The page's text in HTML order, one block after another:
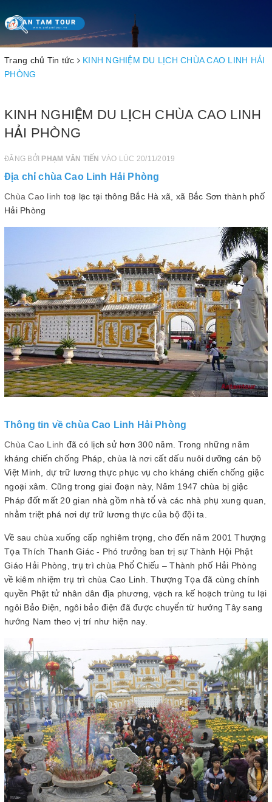
Toggle
navigation
Trang chủ Tin tức
KINH NGHIỆM DU LỊCH CHÙA CAO LINH HẢI
PHÒNG
KINH NGHIỆM DU LỊCH CHÙA CAO LINH
HẢI PHÒNG
ĐĂNG BỞI PHẠM VĂN TIẾN VÀO LÚC 20/11/2019
Địa chỉ chùa Cao Linh Hải Phòng
Chùa Cao linh toạ lạc tại thông Bắc Hà xã, xã Bắc Sơn thành phố
Hải Phòng
Thông tin về chùa Cao Linh Hải Phòng
Chùa Cao Linh đã có lịch sử hơn 300 năm. Trong những năm
kháng chiến chống Pháp, chùa là nơi cất dấu nuôi dưỡng cán bộ
Việt Minh, dự trữ lương thực phục vụ cho kháng chiến chống giặc
ngoại xâm. Cũng trong giai đoạn này, Năm 1947 chùa bị giặc
Pháp đốt mất 20 gian nhà gồm nhà tổ và các nhà phụ xung quan,
nhằm triệt phá nơi dự trữ lương thực của bộ đội ta.
Về sau chùa xuống cấp nghiêm trọng, cho đến năm 2001 Thượng
Tọa Thích Thanh Giác - Phó trưởng ban trị sự Thành Hội Phật
Giáo Hải Phòng, trụ trì chùa Phổ Chiếu – Thành phố Hải Phòng
về kiêm nhiệm trụ trì chùa Cao Linh. Thượng Tọa đã cùng chính
quyền Phật tử nhân dân địa phương, vạch ra kế hoạch trùng tu lại
ngôi Bảo Điện, ngôi bảo điện đã được chuyển từ hướng Tây sang
hướng Nam theo vị trí như hiện nay.